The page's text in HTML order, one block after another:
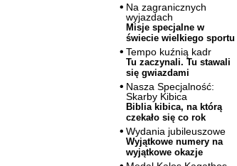
Na zagranicznych
wyjazdach
Misje specjalne w
świecie wielkiego sportu
Tempo kuźnią kadr
Tu zaczynali. Tu stawali
się gwiazdami
Nasza Specjalność:
Skarby Kibica
Biblia kibica, na którą
czekało się co rok
Wydania jubileuszowe
Wyjątkowe numery na
wyjątkowe okazje